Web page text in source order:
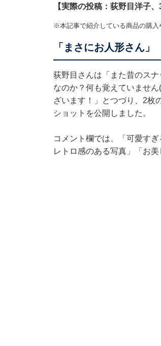
【実際の投稿：荻野目洋子
※本記事で紹介している商品の購入
「まさにお人形さん」
荻野目さんは「また昔のス
なのか？何も覚えていませ
ざいます！」とつづり、2枚
ショットを公開しました。
コメント欄では、「可愛す
レトロ感のある写真」「お